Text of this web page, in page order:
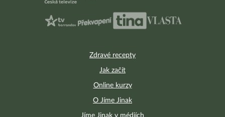
Zdravé recepty
Jak začít
Online kurzy
O Jíme Jinak
Jíme Jinak v médiích